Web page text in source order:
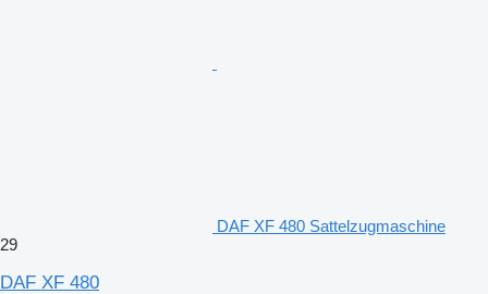
DAF XF 480 Sattelzugmaschine
29
DAF XF 480